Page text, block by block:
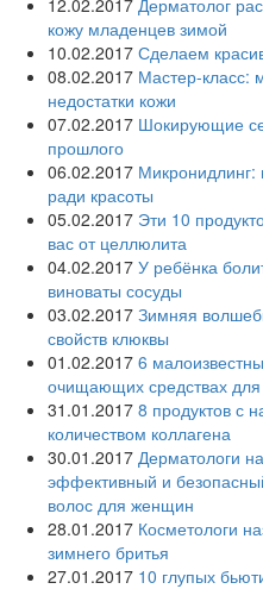
12.02.2017 Дерматолог
кожу младенцев зимой
10.02.2017 Сделаем
08.02.2017 Мастер-класс:
недостатки кожи
07.02.2017 Шокирующие
прошлого
06.02.2017 Микронидлинг:
ради красоты
05.02.2017 Эти 10
вас от целлюлита
04.02.2017 У ребёнка
виноваты сосуды
03.02.2017 Зимняя
свойств клюквы
01.02.2017 6
очищающих средствах
31.01.2017 8 продуктов с
количеством коллагена
30.01.2017 Дерматологи
эффективный и
волос для женщин
28.01.2017 Косметологи
зимнего бритья
27.01.2017 10 глупых